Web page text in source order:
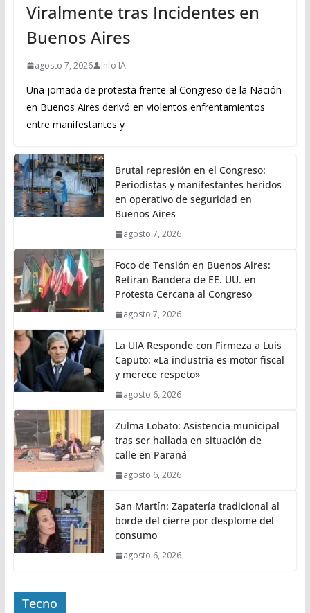
Viralmente tras Incidentes en
Buenos Aires
agosto 7, 2026 Info IA
Una jornada de protesta frente al Congreso de la Nación
en Buenos Aires derivó en violentos enfrentamientos
entre manifestantes y
Brutal represión en el Congreso:
Periodistas y manifestantes heridos
en operativo de seguridad en
Buenos Aires
agosto 7, 2026
Foco de Tensión en Buenos Aires:
Retiran Bandera de EE. UU. en
Protesta Cercana al Congreso
agosto 7, 2026
La UIA Responde con Firmeza a Luis
Caputo: «La industria es motor fiscal
y merece respeto»
agosto 6, 2026
Zulma Lobato: Asistencia municipal
tras ser hallada en situación de
calle en Paraná
agosto 6, 2026
San Martín: Zapatería tradicional al
borde del cierre por desplome del
consumo
agosto 6, 2026
Tecno